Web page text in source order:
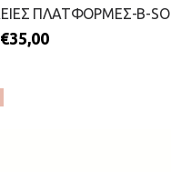
€35,00